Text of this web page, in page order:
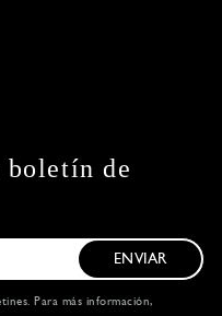
boletín de
ENVIAR
Para más información,